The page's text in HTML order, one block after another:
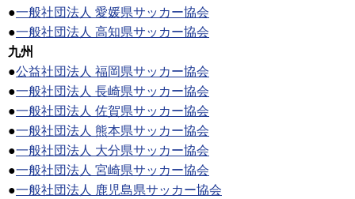
●一般社団法人 愛媛県サッカー協会
●一般社団法人 高知県サッカー協会
九州
●公益社団法人 福岡県サッカー協会
●一般社団法人 長崎県サッカー協会
●一般社団法人 佐賀県サッカー協会
●一般社団法人 熊本県サッカー協会
●一般社団法人 大分県サッカー協会
●一般社団法人 宮崎県サッカー協会
●一般社団法人 鹿児島県サッカー協会